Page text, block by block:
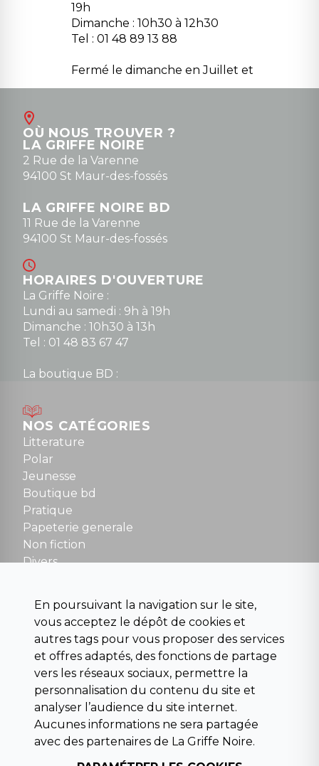
19h
Dimanche : 10h30 à 12h30
Tel : 01 48 89 13 88
Fermé le dimanche en Juillet et
Août
contact@la-griffe-noire.com
0148836747
OÙ NOUS TROUVER ?
LA GRIFFE NOIRE
2 Rue de la Varenne
94100 St Maur-des-fossés
LA GRIFFE NOIRE BD
11 Rue de la Varenne
94100 St Maur-des-fossés
HORAIRES D'OUVERTURE
La Griffe Noire :
Lundi au samedi : 9h à 19h
Dimanche : 10h30 à 13h
Tel : 01 48 83 67 47
La boutique BD :
Mardi au samedi : 10h à 13h / 14h à 19h
Dimanche : 10h30 à 12h30
Tel : 01 48 89 13 88
NOUS CONTACTER
contact@la-griffe-noire.com
NOS CATÉGORIES
Litterature
Polar
Jeunesse
Boutique bd
Pratique
Papeterie generale
Non fiction
Divers
Para scolaire
Histoire
Pochoteque
Pleiade
INFORMATIONS
Droit de rétractation
En poursuivant la navigation sur le site,
vous acceptez le dépôt de cookies et
autres tags pour vous proposer des services
et offres adaptés, des fonctions de partage
vers les réseaux sociaux, permettre la
personnalisation du contenu du site et
analyser l’audience du site internet.
Aucunes informations ne sera partagée
avec des partenaires de La Griffe Noire.